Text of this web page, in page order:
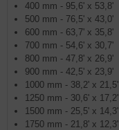
400 mm - 95,6' x 53,8'
500 mm - 76,5' x 43,0'
600 mm - 63,7' x 35,8'
700 mm - 54,6' x 30,7'
800 mm - 47,8' x 26,9'
900 mm - 42,5' x 23,9'
1000 mm - 38,2' x 21,5'
1250 mm - 30,6' x 17,2'
1500 mm - 25,5' x 14,3'
1750 mm - 21,8' x 12,3'